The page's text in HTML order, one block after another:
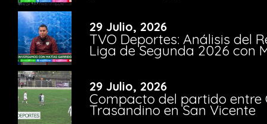
29 Julio, 2026
TVO Deportes: Análisis del
Liga de Segunda 2026 con
29 Julio, 2026
Compacto del partido entre
Trasandino en San Vicente